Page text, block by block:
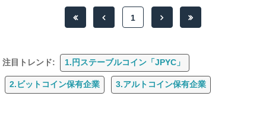
1
注目トレンド: 1.円ステーブルコイン「JPYC」
2.ビットコイン保有企業 3.アルトコイン保有企業